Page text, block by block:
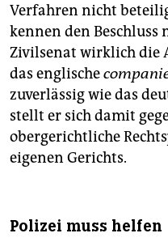
Verfahren nicht
kennen den Beschluss
Zivilsenat wirklich die
das englische
zuverlässig wie das
stellt er sich damit
obergerichtliche
eigenen Gerichts.
Polizei muss helfen